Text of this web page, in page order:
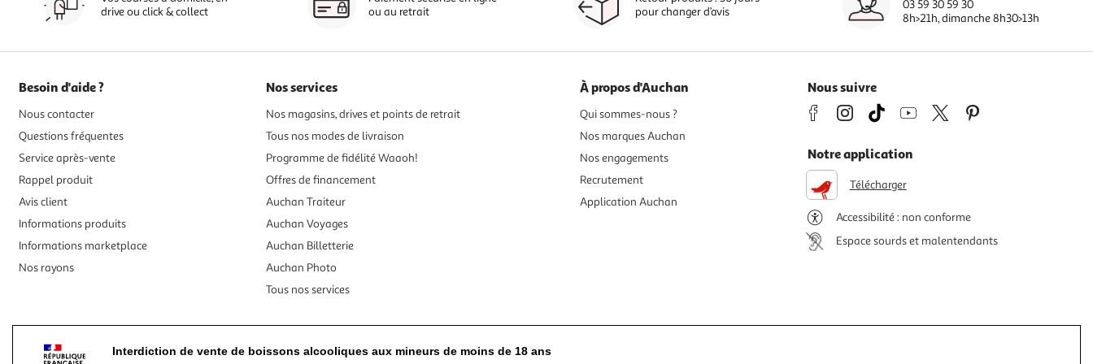
drive ou click & collect
ou au retrait
pour changer d’avis
03 59 30 59 30
8h>21h, dimanche 8h30>13h
Besoin d'aide ?
Nous contacter
Questions fréquentes
Service après-vente
Rappel produit
Avis client
Informations produits
Informations marketplace
Nos rayons
Nos services
Nos magasins, drives et points de retrait
Tous nos modes de livraison
Programme de fidélité Waaoh!
Offres de financement
Auchan Traiteur
Auchan Voyages
Auchan Billetterie
Auchan Photo
Tous nos services
À propos d'Auchan
Qui sommes-nous ?
Nos marques Auchan
Nos engagements
Recrutement
Application Auchan
Nous suivre
Notre application
Télécharger
Accessibilité : non conforme
Espace sourds et malentendants
Interdiction de vente de boissons alcooliques aux mineurs de moins de 18 ans